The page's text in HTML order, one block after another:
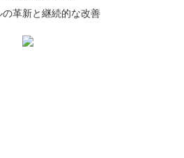
革新と継続的な改善